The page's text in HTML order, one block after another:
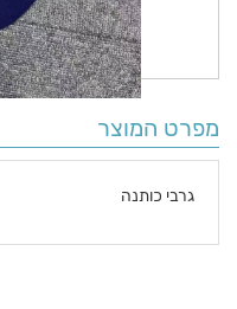
מפרט המוצר
גרבי כותנה